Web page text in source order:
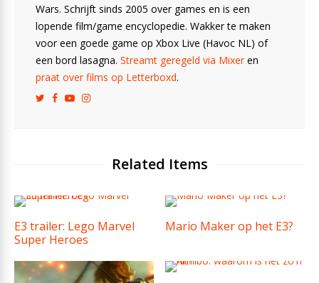
Wars. Schrijft sinds 2005 over games en is een
lopende film/game encyclopedie. Wakker te maken
voor een goede game op Xbox Live (Havoc NL) of
een bord lasagna. Streamt geregeld via Mixeren
praat over films op Letterboxd.
Related Items
E3 trailer: Lego Marvel
Super Heroes
Mario Maker op het E3?